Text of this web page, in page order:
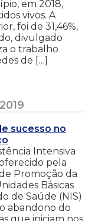
em 2018,
vivos. A
foi de 31,46%,
divulgado
o trabalho
de […]
sucesso no
Intensiva
pela
Promoção da
Básicas
de Saúde (NIS)
abandono do
que iniciam nos